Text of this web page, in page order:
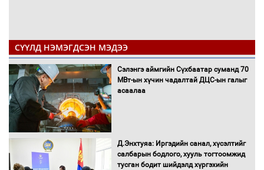
СҮҮЛД НЭМЭГДСЭН МЭДЭЭ
Сэлэнгэ аймгийн Сүхбаатар суманд 70
МВт-ын хүчин чадалтай ДЦС-ын галыг
асаалаа
Д.Энхтуяа: Иргэдийн санал, хүсэлтийг
салбарын бодлого, хууль тогтоомжид
тусган бодит шийдэлд хүргэхийн